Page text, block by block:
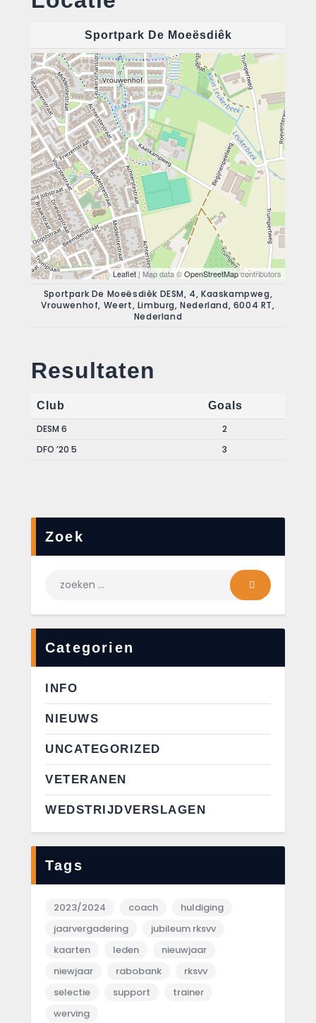
Sportpark De Moeësdiêk
Leaflet | Map data ©OpenStreetMapcontributors
Sportpark De Moeësdiêk DESM, 4, Kaaskampweg,
Vrouwenhof, Weert, Limburg, Nederland, 6004 RT,
Nederland
Resultaten
Club
Goals
DESM 6
2
DFO ’20 5
3
Zoek
Categorien
INFO
NIEUWS
UNCATEGORIZED
VETERANEN
WEDSTRIJDVERSLAGEN
Tags
2023/2024 coach
huldiging
jaarvergadering
jubileum rksvv
kaarten
leden
nieuwjaar
niewjaar
rabobank
rksvv
selectie
support
trainer
werving